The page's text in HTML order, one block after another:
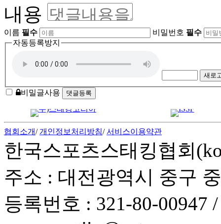
내용
이름 필수 비밀번호 필수
자동등록방지
새로
비밀글사용
협회소개/개인정보처리방침/서비스이용약관
한국스포츠스태킹협회
주소 : 대전광역시 중구
등록번호 : 321-80-00947